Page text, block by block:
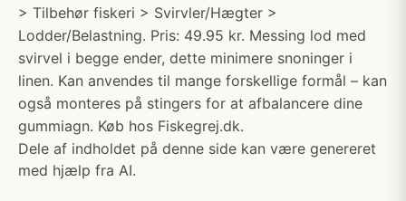
> Tilbehør fiskeri > Svirvler/Hægter >
Lodder/Belastning. Pris: 49.95 kr. Messing lod med
svirvel i begge ender, dette minimere snoninger i
linen. Kan anvendes til mange forskellige formål – kan
også monteres på stingers for at afbalancere dine
gummiagn. Køb hos Fiskegrej.dk.
Dele af indholdet på denne side kan være genereret
med hjælp fra AI.